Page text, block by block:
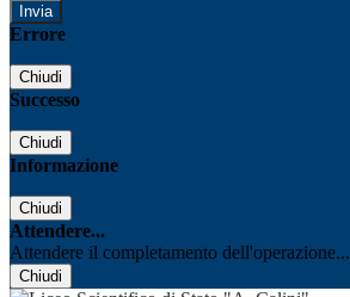
Errore
Chiudi
Successo
Chiudi
Informazione
Chiudi
Attendere...
Attendere il completamento dell'operazione...
Chiudi